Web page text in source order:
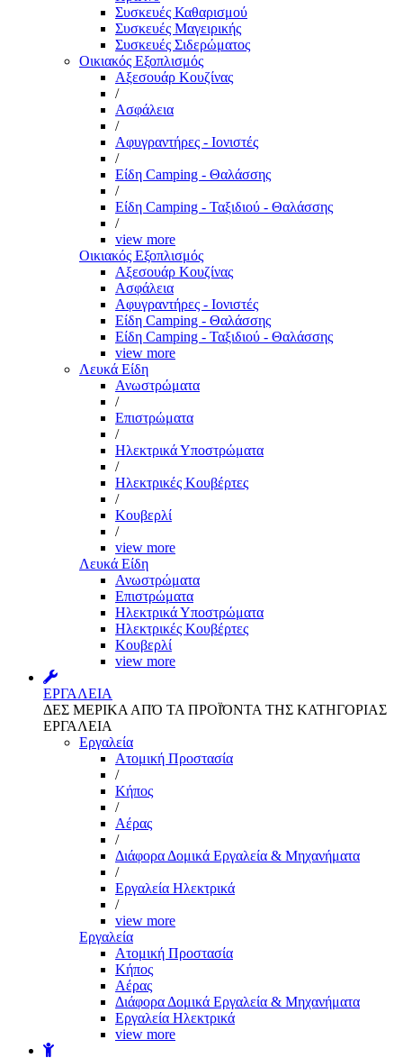
Συσκευές Καθαρισμού
Συσκευές Μαγειρικής
Συσκευές Σιδερώματος
Οικιακός Εξοπλισμός
Αξεσουάρ Κουζίνας
/
Ασφάλεια
/
Αφυγραντήρες - Ιονιστές
/
Είδη Camping - Θαλάσσης
/
Είδη Camping - Ταξιδιού - Θαλάσσης
/
view more
Οικιακός Εξοπλισμός
Αξεσουάρ Κουζίνας
Ασφάλεια
Αφυγραντήρες - Ιονιστές
Είδη Camping - Θαλάσσης
Είδη Camping - Ταξιδιού - Θαλάσσης
view more
Λευκά Είδη
Ανωστρώματα
/
Επιστρώματα
/
Ηλεκτρικά Υποστρώματα
/
Ηλεκτρικές Κουβέρτες
/
Κουβερλί
/
view more
Λευκά Είδη
Ανωστρώματα
Επιστρώματα
Ηλεκτρικά Υποστρώματα
Ηλεκτρικές Κουβέρτες
Κουβερλί
view more
ΕΡΓΑΛΕΙΑ
ΔΕΣ ΜΕΡΙΚΑ ΑΠΌ ΤΑ ΠΡΟΪΌΝΤΑ ΤΗΣ ΚΑΤΗΓΟΡΙΑΣ
ΕΡΓΑΛΕΙΑ
Εργαλεία
Aτομική Προστασία
/
Kήπος
/
Αέρας
/
Διάφορα Δομικά Εργαλεία & Μηχανήματα
/
Εργαλεία Ηλεκτρικά
/
view more
Εργαλεία
Aτομική Προστασία
Kήπος
Αέρας
Διάφορα Δομικά Εργαλεία & Μηχανήματα
Εργαλεία Ηλεκτρικά
view more